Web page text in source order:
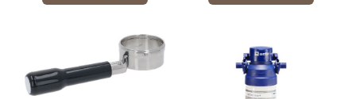
matchar Mignon-serien
erbjuder produkten
mycket hög kompatibilitet
och fungerar med alla